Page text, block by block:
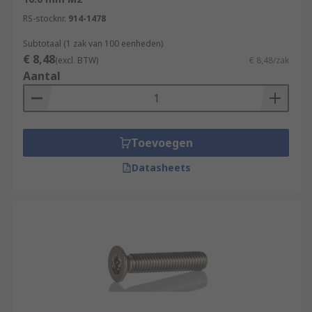
Steel
Nylon
Some come with coatings such as nickel-plated
zinc-plated, galvanized, or passivated which
Head and drive types
RS-stocknr. 914-1478
Subtotaal (1 zak van 100 eenheden)
€ 8,48(excl. BTW) € 8,48/zak
Aantal
Toevoegen
Datasheets